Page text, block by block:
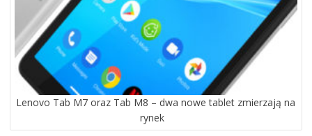
Lenovo Tab M7 oraz Tab M8 – dwa nowe tablet zmierzają na
rynek